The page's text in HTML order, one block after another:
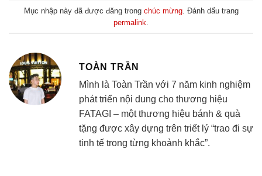
Mục nhập này đã được đăng trong chúc mừng. Đánh dấu trang
permalink
TOÀN TRẦN
Mình là Toàn Trần với 7 năm kinh nghiệm
phát triển nội dung cho thương hiệu
FATAGI – một thương hiệu bánh & quà
tặng được xây dựng trên triết lý “trao đi sự
tinh tế trong từng khoảnh khắc”.